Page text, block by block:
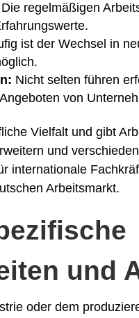
Die regelmäßigen
ist der Wechsel in
Nicht selten führen
von
Vielfalt und gibt
und
internationale
Arbeitsmarkt.
und
oder dem